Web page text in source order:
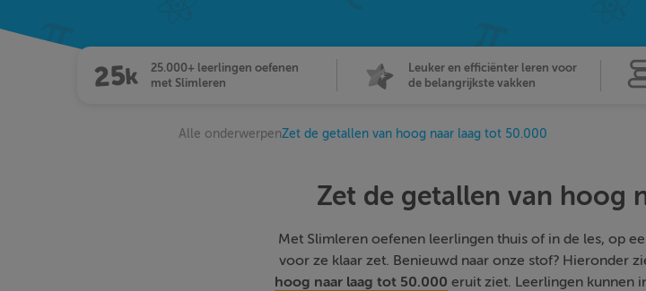
25.000+ leerlingen oefenen
met Slimleren
Leuker en efficiënter leren voor
de belangrijkste vakken
Alle onderwerpenZet de getallen van hoog naar laag tot 50.000
Zet de getallen van hoog
Met Slimleren oefenen leerlingen thuis of in de les, op
voor ze klaar zet. Benieuwd naar onze stof? Hieronder
hoog naar laag tot 50.000 eruit ziet. Leerlingen kunnen